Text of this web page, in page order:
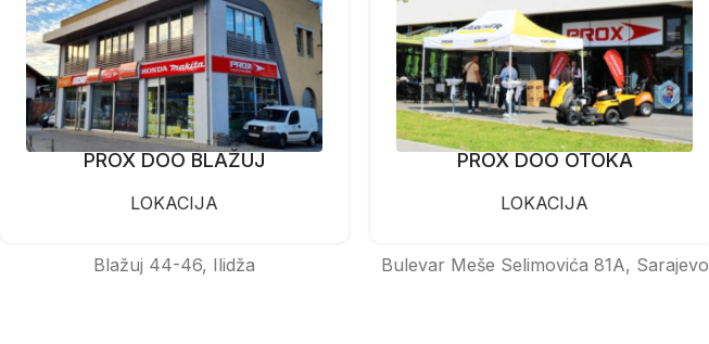
PROX DOO BLAŽUJ
LOKACIJA
Blažuj 44-46, Ilidža
PROX DOO OTOKA
LOKACIJA
Bulevar Meše Selimovića 81A, Sarajevo